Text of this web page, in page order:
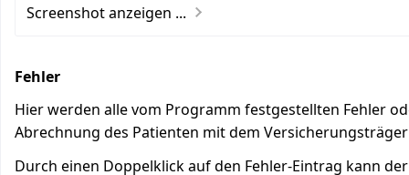
Screenshot anzeigen ...
Fehler
Hier werden alle vom Programm festgestellten Fehler
Abrechnung des Patienten mit dem
Durch einen Doppelklick auf den Fehler-Eintrag kann